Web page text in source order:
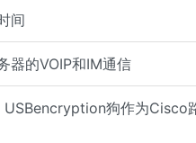
间
器的VOIP和IM通信
狗作为Cisco